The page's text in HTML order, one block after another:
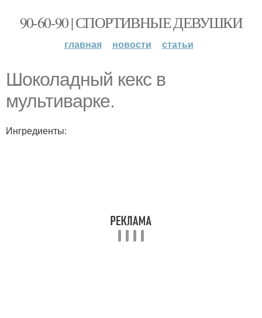
90-60-90 | СПОРТИВНЫЕ ДЕВУШКИ
главная новости статьи
Шоколадный кекс в
мультиварке.
Ингредиенты: